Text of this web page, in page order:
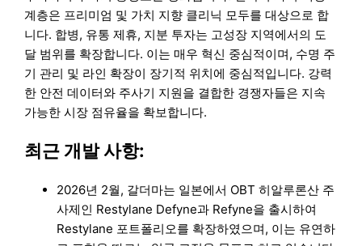
계층은 프리미엄 및 가치 지향 클리닉 모두를 대상으로 합
니다. 합병, 유통 제휴, 지분 투자는 고성장 지역에서의 도
달 범위를 확장합니다. 이는 매우 혁신 중심적이며, 수명 주
기 관리 및 라인 확장이 장기적 위치에 중심적입니다. 강력
한 안전 데이터와 주사기 지원을 결합한 경쟁자들은 지속
가능한 시장 점유율을 확보합니다.
최근 개발 사항:
2026년 2월, 갈더마는 일본에서 OBT 히알루론산 주
사제인 Restylane Defyne과 Refyne을 출시하여
Restylane 포트폴리오를 확장하였으며, 이는 유연하